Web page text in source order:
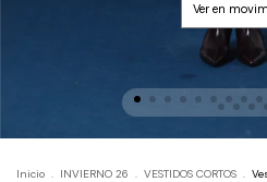
Inicio . INVIERNO 26 . VESTIDOS CORTOS .